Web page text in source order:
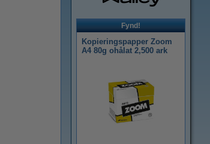
Fynd!
Kopieringspapper Zoom
A4 80g ohålat 2,500 ark